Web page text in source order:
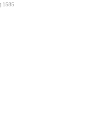
1585